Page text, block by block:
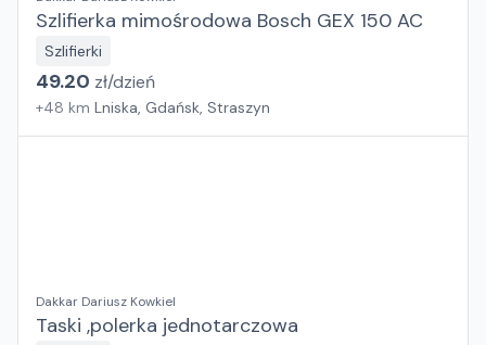
Szlifierka mimośrodowa Bosch GEX 150 AC
Szlifierki
49.20 zł/dzień
+48 km Lniska, Gdańsk, Straszyn
Dakkar Dariusz Kowkiel
Taski ,polerka jednotarczowa